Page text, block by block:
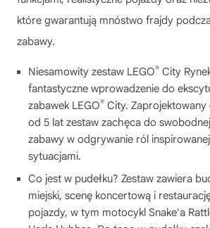
które gwarantują mnóstwo frajdy
zabawy.
Niesamowity zestaw LEGO® City
fantastyczne wprowadzenie do
zabawek LEGO® City. Zaprojektowany
od 5 lat zestaw zachęca do
zabawy w odgrywanie ról
sytuacjami.
Co jest w pudełku? Zestaw zawiera
miejski, scenę koncertową i
pojazdy, w tym motocykl Snake'a